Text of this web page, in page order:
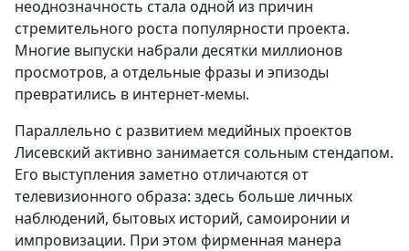
неоднозначность стала одной из причин
стремительного роста популярности проекта.
Многие выпуски набрали десятки миллионов
просмотров, а отдельные фразы и эпизоды
превратились в интернет-мемы.
Параллельно с развитием медийных проектов
Лисевский активно занимается сольным стендапом.
Его выступления заметно отличаются от
телевизионного образа: здесь больше личных
наблюдений, бытовых историй, самоиронии и
импровизации. При этом фирменная манера